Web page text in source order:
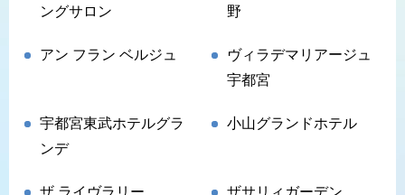
ングサロン
野
アン フラン ベルジュ
ヴィラデマリアージュ
宇都宮
宇都宮東武ホテルグラ
ンデ
小山グランドホテル
ザ ライヴラリー ザサリィガーデン